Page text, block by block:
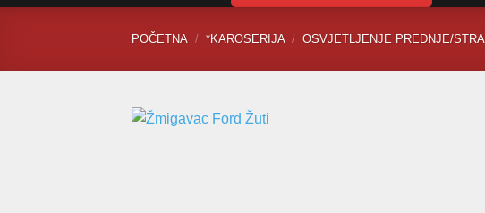
POČETNA / *KAROSERIJA / OSVJETLJENJE PREDNJE/